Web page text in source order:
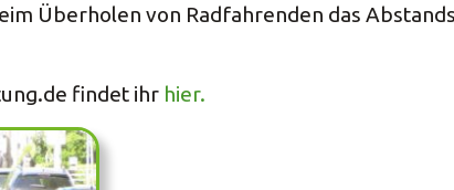
Überholen von Radfahrenden das
findet ihr hier.